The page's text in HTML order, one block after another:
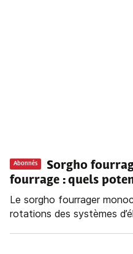
Abonnés
Sorgho
fourrage : quels
Le sorgho fourrager
rotations des systèmes